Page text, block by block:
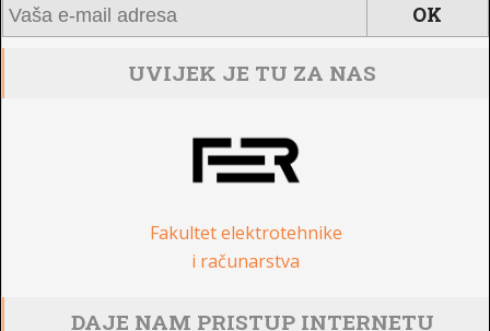
UVIJEK JE TU ZA NAS
Fakultet elektrotehnike
i računarstva
DAJE NAM PRISTUP INTERNETU